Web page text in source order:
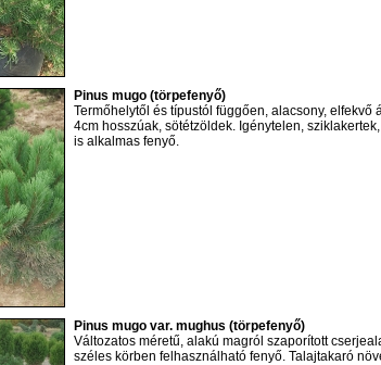
Pinus mugo (törpefenyő)
Termőhelytől és típustól függően, alacsony, elfekvő
4cm hosszúak, sötétzöldek. Igénytelen,
is alkalmas fenyő.
Pinus mugo var. mughus (törpefenyő)
Változatos méretű, alakú magról szaporított
széles körben felhasználható fenyő. Talajtakaró